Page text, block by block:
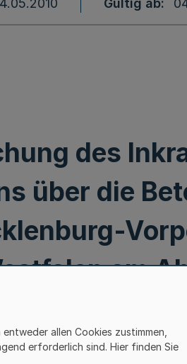
Gültig ab
des
über die
am
auf
allen Cookies zustimmen,
erforderlich sind. Hier finden Sie